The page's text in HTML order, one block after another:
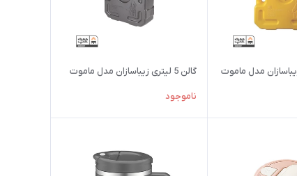
گالن 5 لیتری زیباسازان مدل ماموت
ناموجود